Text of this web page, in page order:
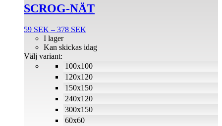
SCROG-NÄT
59 SEK – 378 SEK
till
100x100
120x120
150x150
240x120
300x150
60x60
I lager
Kan skickas idag
Välj variant:
produkten
har
varianter.
olika
alternativen